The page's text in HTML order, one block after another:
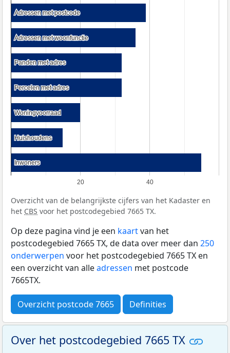
20 40
Adressen met postcode
Adressen met postcode
Adressen met woonfunctie
Adressen met woonfunctie
Panden met adres
Panden met adres
Percelen met adres
Percelen met adres
Woningvoorraad
Woningvoorraad
Huishoudens
Huishoudens
Inwoners
Inwoners
Overzicht van de belangrijkste cijfers van het Kadaster en
het CBS voor het postcodegebied 7665 TX.
Op deze pagina vind je een kaartvan het
postcodegebied 7665 TX, de data over meer dan 250
onderwerpen voor het postcodegebied 7665 TX en
een overzicht van alleadressen met postcode
7665TX.
Overzicht postcode 7665 Definities
Over het postcodegebied 7665 TX